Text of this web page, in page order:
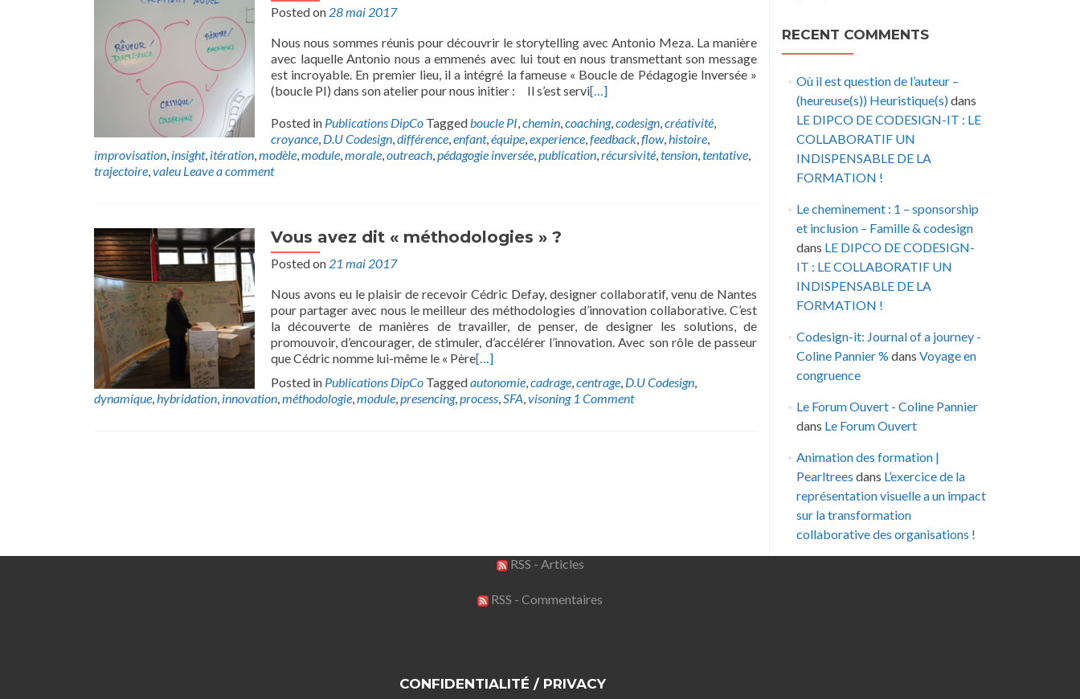
Posted on 28 mai 2017
Nous nous sommes réunis pour découvrir le storytelling avec Antonio Meza. La manière
avec laquelle Antonio nous a emmenés avec lui tout en nous transmettant son message
est incroyable. En premier lieu, il a intégré la fameuse « Boucle de Pédagogie Inversée »
(boucle PI) dans son atelier pour nous initier : Il s’est servi[…]
Posted in Publications DipCo Taggedboucle PI,chemin,coaching,codesign,créativité,
croyance, D.U Codesign,différence,enfant,équipe,experience,feedback,flow,histoire,
improvisation, insight, itération,modèle,module,morale,outreach,pédagogie inversée,publication,récursivité,tension,tentative,
trajectoire,valeu Leave a comment
Vous avez dit « méthodologies » ?
Posted on 21 mai 2017
Nous avons eu le plaisir de recevoir Cédric Defay, designer collaboratif, venu de Nantes
pour partager avec nous le meilleur des méthodologies d’innovation collaborative. C’est
la découverte de manières de travailler, de penser, de designer les solutions, de
promouvoir, d’encourager, de stimuler, d’accélérer l’innovation. Avec son rôle de passeur
que Cédric nomme lui-même le « Père[…]
Posted in Publications DipCo Taggedautonomie,cadrage,centrage, D.U Codesign,
dynamique,hybridation, innovation,méthodologie,module,presencing,process,SFA,visoning 1 Comment
RECENT COMMENTS
Où il est question de l’auteur –
(heureuse(s)) Heuristique(s)dans
LE DIPCO DE CODESIGN-IT : LE
COLLABORATIF UN
INDISPENSABLE DE LA
FORMATION !
Le cheminement : 1 – sponsorship
et inclusion – Famille & codesign
dans LE DIPCO DE CODESIGN-
IT : LE COLLABORATIF UN
INDISPENSABLE DE LA
FORMATION !
Codesign-it: Journal of a journey -
Coline Pannier % dans Voyage en
congruence
Le Forum Ouvert - Coline Pannier
dans Le Forum Ouvert
Animation des formation |
Pearltrees dans L’exercice de la
représentation visuelle a un impact
sur la transformation
collaborative des organisations !
RSS - Articles
RSS - Commentaires
CONFIDENTIALITÉ / PRIVACY